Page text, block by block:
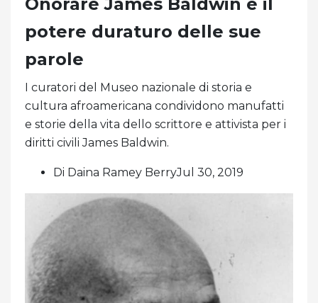
potere duraturo delle sue
parole
I curatori del Museo nazionale di storia e
cultura afroamericana condividono manufatti
e storie della vita dello scrittore e attivista per i
diritti civili James Baldwin.
Di Daina Ramey BerryJul 30, 2019